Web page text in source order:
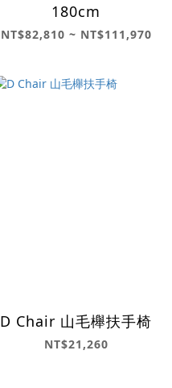
180cm
NT$82,810 ~ NT$111,970
D Chair 山毛櫸扶手椅
NT$21,260